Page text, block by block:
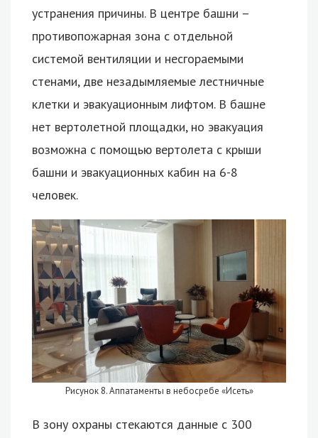
устранения причины. В центре башни –
противопожарная зона с отдельной
системой вентиляции и несгораемыми
стенами, две незадымляемые лестничные
клетки и эвакуационным лифтом. В башне
нет вертолетной площадки, но эвакуация
возможна с помощью вертолета с крыши
башни и эвакуационных кабин на 6-8
человек.
Рисунок 8. Аппатаменты в небосребе «Исеть»
В зону охраны стекаются данные с 300